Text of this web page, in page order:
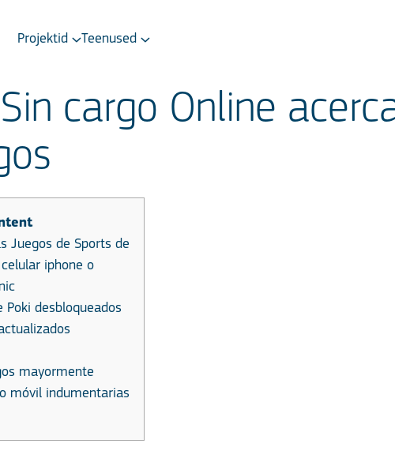
Projektid Teenused
cargo Online
Juegos de Sports de
iphone o
Poki desbloqueados
mayormente
móvil indumentarias